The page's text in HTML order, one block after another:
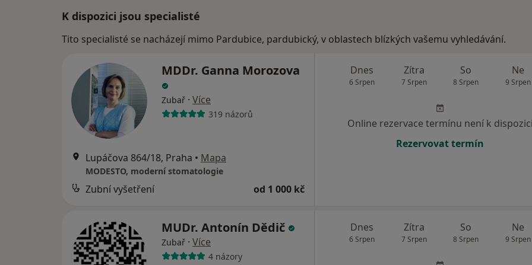
K dispozici jsou specialisté
Tito specialisté se nacházejí mimo Pardubice, pardubický, v oblastech blízkých vašemu vyhledávání.
MDDr. Ganna Morozova
Zubař · Více
319 názorů
Lupáčova 864/18, Praha • Mapa
MODESTO, moderní stomatologie
Zubní vyšetření od 1 000 kč
Dnes
6 Srpen
Zítra
7 Srpen
So
8 Srpen
Ne
9 Srpen
Online rezervace termínu není k dispozici
Rezervovat termín
MUDr. Antonín Dědič
Zubař · Více
4 názory
Dnes
6 Srpen
Zítra
7 Srpen
So
8 Srpen
Ne
9 Srpen